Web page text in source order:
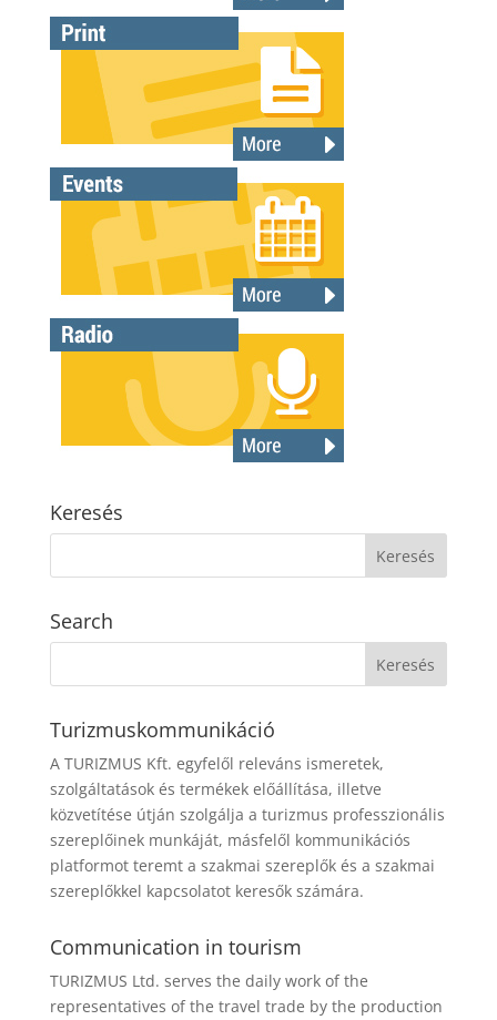
Keresés
Search
Turizmuskommunikáció
A TURIZMUS Kft. egyfelől releváns ismeretek,
szolgáltatások és termékek előállítása, illetve
közvetítése útján szolgálja a turizmus professzionális
szereplőinek munkáját, másfelől kommunikációs
platformot teremt a szakmai szereplők és a szakmai
szereplőkkel kapcsolatot keresők számára.
Communication in tourism
TURIZMUS Ltd. serves the daily work of the
representatives of the travel trade by the production